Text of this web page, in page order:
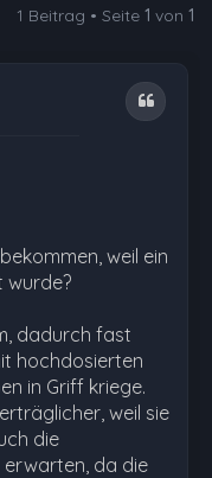
1 Beitrag • Seite 1 von 1
Zitat
weil ein
wurde?
dadurch fast
hochdosierten
in Griff kriege.
weil sie
die
erwarten, da die